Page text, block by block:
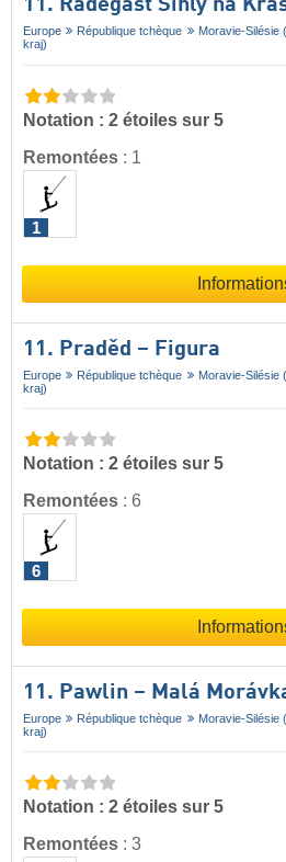
11. Radegast Sihly na
Europe République tchèque
Moravie-
kraj)
Notation : 2 étoiles sur 5
Remontées : 1
1
11. Praděd – Figura
Europe République tchèque
Moravie-
kraj)
Notation : 2 étoiles sur 5
Remontées : 6
6
11. Pawlin – Malá
Europe République tchèque
Moravie-
kraj)
Notation : 2 étoiles sur 5
Remontées : 3